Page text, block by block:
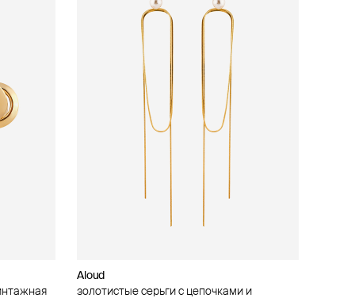
Aloud
золотистые серьги с цепочками и
Aloud
золотистые пусеты «винтажная
кафф
Aloud
двойной золотистый кафф
Tannum
золотистые серьги-полумесяцы с